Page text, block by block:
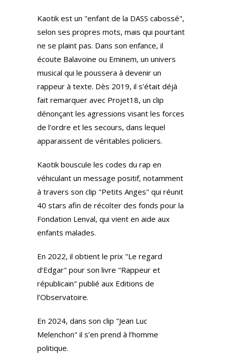
Kaotik est un "enfant de la DASS cabossé",
selon ses propres mots, mais qui pourtant
ne se plaint pas. Dans son enfance, il
écoute Balavoine ou Eminem, un univers
musical qui le poussera à devenir un
rappeur à texte. Dès 2019, il s’était déjà
fait remarquer avec Projet18, un clip
dénonçant les agressions visant les forces
de l’ordre et les secours, dans lequel
apparaissent de véritables policiers.
Kaotik bouscule les codes du rap en
véhiculant un message positif, notamment
à travers son clip "Petits Anges" qui réunit
40 stars afin de récolter des fonds pour la
Fondation Lenval, qui vient en aide aux
enfants malades.
En 2022, il obtient le prix "Le regard
d’Edgar" pour son livre "Rappeur et
républicain" publié aux Editions de
l’Observatoire.
En 2024, dans son clip "Jean Luc
Melenchon" il s’en prend à l’homme
politique.